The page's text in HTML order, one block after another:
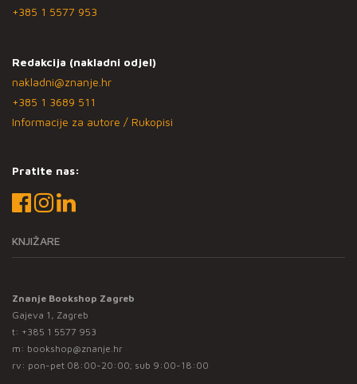
+385 1 5577 953
Redakcija (nakladni odjel)
nakladni@znanje.hr
+385 1 3689 511
Informacije za autore / Rukopisi
Pratite nas:
KNJIŽARE
Znanje Bookshop Zagreb
Gajeva 1, Zagreb
t: +385 1 5577 953
m: bookshop@znanje.hr
rv: pon-pet 08:00-20:00; sub 9:00-18:00